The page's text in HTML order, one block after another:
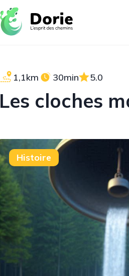
1,1km 30min 5.0
Les cloches
Histoire